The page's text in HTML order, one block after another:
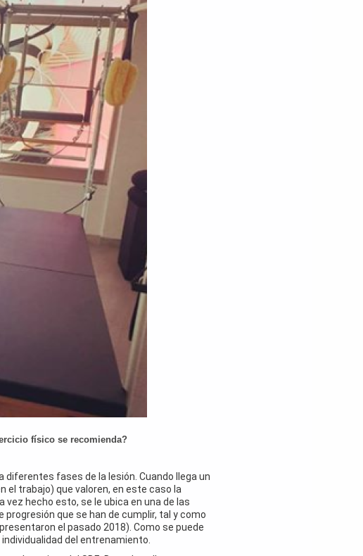
físico se recomienda?
fases de la lesión. Cuando llega un
el trabajo) que valoren, en este caso la
hecho esto, se le ubica en una de las
que se han de cumplir, tal y como
el pasado 2018). Como se puede
del entrenamiento.